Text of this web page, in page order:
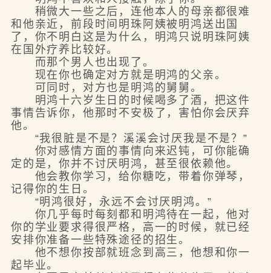
稍微大一些之后，连他本人的母亲都很难
和他亲近，前段时间明珠阿姨被明鸿送出国
了，你不明白这是为什么，明鸿只说明珠阿姨
在国外疗养比较好。
而那个男人也出现了。
现在你也确定对方就是明鸿的父亲。
可同时，对方也是明鸿的舅舅。
明鸿十六岁生日的时候喝多了酒，把这件
事情告诉你，他那时不安极了，害怕你会厌弃
他。
“我很脏是不是？溪溪会讨厌我是不是？”
你对感情方面的事情向来迟钝，可你能确
定的是，你并不讨厌明鸿，甚至很依赖他。
他会教你学习，给你糖吃，带着你弹琴，
记得你的生日。
“明鸿很好，永远不会讨厌明鸿。”
你几乎每时每刻都和明鸿待在一起，他对
你的学业要求得很严格，高一的时候，就已经
安排你准备一些特殊途径的招生。
他不想你按部就班念到高三，他想和你一
起毕业。